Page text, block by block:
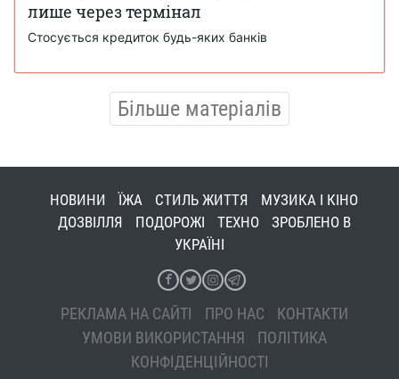
лише через термінал
Стосується кредиток будь-яких банків
Більше матеріалів
НОВИНИ ЇЖА СТИЛЬ ЖИТТЯ
МУЗИКА І КІНО
ДОЗВІЛЛЯ
ПОДОРОЖІ ТЕХНО
ЗРОБЛЕНО В
УКРАЇНІ
РЕКЛАМА НА САЙТІ ПРО НАС
КОНТАКТИ
УМОВИ ВИКОРИСТАННЯ
ПОЛІТИКА
КОНФІДЕНЦІЙНОСТІ